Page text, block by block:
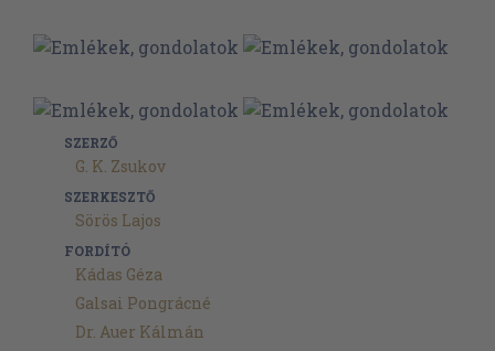
SZERZŐ
G. K. Zsukov
SZERKESZTŐ
Sörös Lajos
FORDÍTÓ
Kádas Géza
Galsai Pongrácné
Dr. Auer Kálmán